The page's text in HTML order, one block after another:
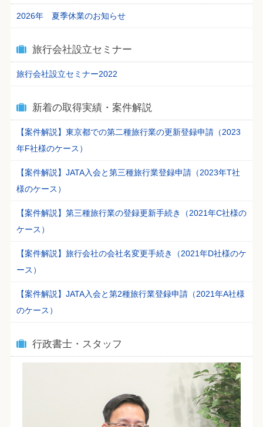
2026年 夏季休業のお知らせ
旅行会社設立セミナー
旅行会社設立セミナー2022
新着の取得実績・案件解説
【案件解説】東京都での第二種旅行業の更新登録申請（2023
年F社様のケース）
【案件解説】JATA入会と第三種旅行業登録申請（2023年T社
様のケース）
【案件解説】第三種旅行業の登録更新手続き（2021年C社様の
ケース）
【案件解説】旅行会社の会社名変更手続き（2021年D社様のケ
ース）
【案件解説】JATA入会と第2種旅行業登録申請（2021年A社様
のケース）
行政書士・スタッフ